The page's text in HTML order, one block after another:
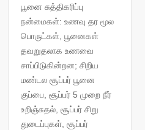
பூனை சுத்திகரிப்பு
நன்மைகள்: உணவு தர மூல
பொருட்கள், பூனைகள்
தவறுதலாக உணவை
சாப்பிடுகின்றன; சிறிய
மண்டல சூப்பர் பூனை
குப்பை, சூப்பர் 5 முறை நீர்
உறிஞ்சுதல், சூப்பர் சிறு
துடைப்புகள், சூப்பர்